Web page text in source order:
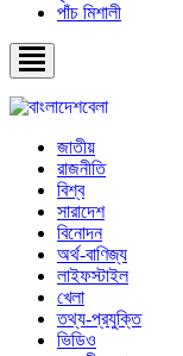
পাঁচ মিশালী
জাতীয়
রাজনীতি
বিশ্ব
সারাদেশ
বিনোদন
অর্থ-বাণিজ্য
লাইফস্টাইল
খেলা
তথ্য-প্রযুক্তি
ভিডিও